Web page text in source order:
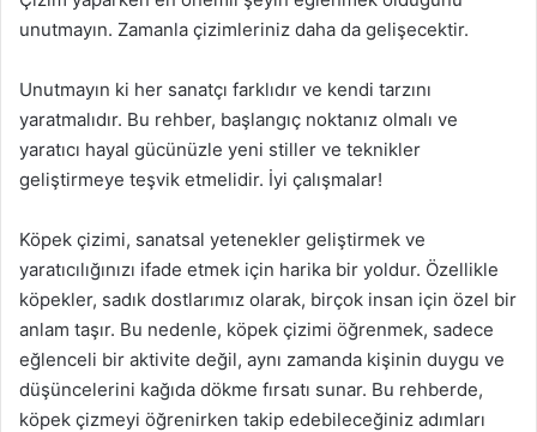
unutmayın. Zamanla çizimleriniz daha da gelişecektir.
Unutmayın ki her sanatçı farklıdır ve kendi tarzını
yaratmalıdır. Bu rehber, başlangıç noktanız olmalı ve
yaratıcı hayal gücünüzle yeni stiller ve teknikler
geliştirmeye teşvik etmelidir. İyi çalışmalar!
Köpek çizimi, sanatsal yetenekler geliştirmek ve
yaratıcılığınızı ifade etmek için harika bir yoldur. Özellikle
köpekler, sadık dostlarımız olarak, birçok insan için özel bir
anlam taşır. Bu nedenle, köpek çizimi öğrenmek, sadece
eğlenceli bir aktivite değil, aynı zamanda kişinin duygu ve
düşüncelerini kağıda dökme fırsatı sunar. Bu rehberde,
köpek çizmeyi öğrenirken takip edebileceğiniz adımları